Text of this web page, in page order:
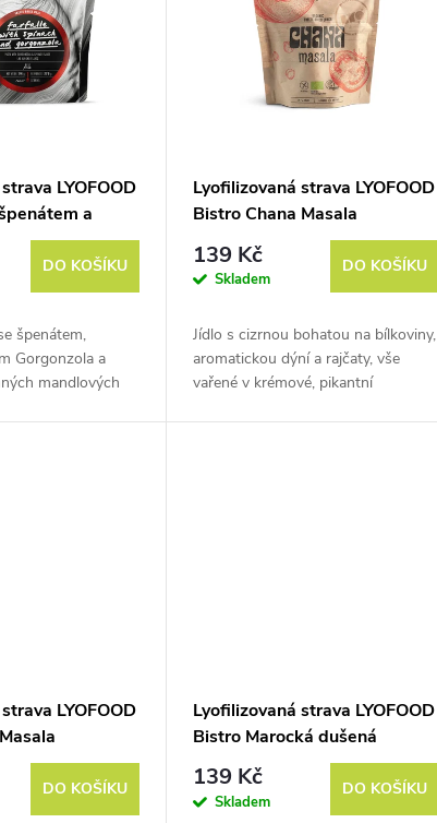
LYOFOOD
a
DO KOŠÍKU
špenátem,
Gorgonzola a
mandlových
Lyofilizovaná strava LYOFOOD
Bistro Chana Masala
139 Kč
Skladem
DO KOŠÍKU
Jídlo s cizrnou bohatou na bílkoviny,
aromatickou dýní a rajčaty, vše
vařené v krémové, pikantní
LYOFOOD
DO KOŠÍKU
Lyofilizovaná strava LYOFOOD
Bistro Marocká dušená
zelenina
139 Kč
Skladem
DO KOŠÍKU